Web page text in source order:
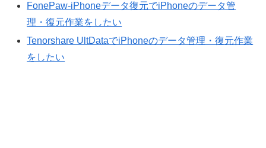
FonePaw-iPhoneデータ復元でiPhoneのデータ管
理・復元作業をしたい
Tenorshare UltDataでiPhoneのデータ管理・復元作業
をしたい